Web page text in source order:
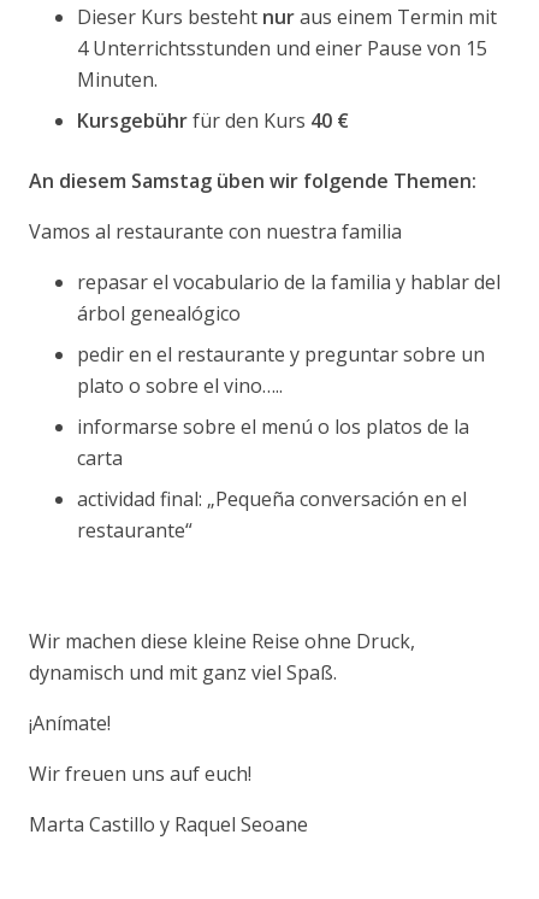
Dieser Kurs besteht nuraus einem Termin mit
4 Unterrichtsstunden und einer Pause von 15
Minuten.
Kursgebührfür den Kurs 40 €
An diesem Samstag üben wir folgende Themen:
Vamos al restaurante con nuestra familia
repasar el vocabulario de la familia y hablar del
árbol genealógico
pedir en el restaurante y preguntar sobre un
plato o sobre el vino…..
informarse sobre el menú o los platos de la
carta
actividad final: „Pequeña conversación en el
restaurante“
Wir machen diese kleine Reise ohne Druck,
dynamisch und mit ganz viel Spaß.
¡Anímate!
Wir freuen uns auf euch!
Marta Castillo y Raquel Seoane